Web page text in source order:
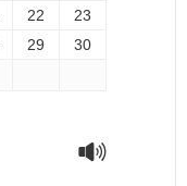
22
23
29
30